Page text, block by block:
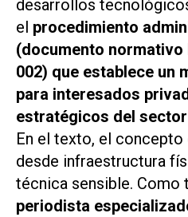
desarrollos
el procedimiento
(documento normativo
002) que establece un
para interesados
estratégicos del
En el texto, el concepto
desde infraestructura
técnica sensible. Como
periodista